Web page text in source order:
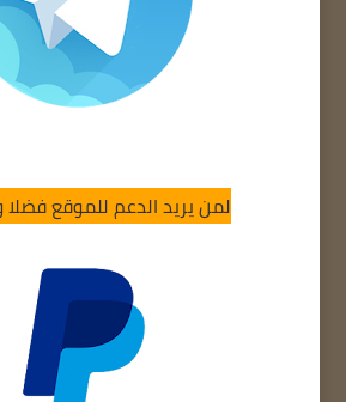
لمن يريد الدعم للموقع فضلا